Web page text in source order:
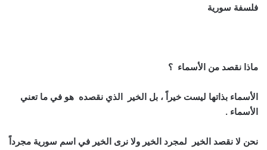
فلسفة سورية
ماذا نقصد من الأسماء ؟
الأسماء بذاتها ليست خيراً ، بل الخير الذي نقصده هو في ما تعني
الأسماء .
نحن لا نقصد الخير لمجرد الخير ولا نرى الخير في اسم سورية مجرداً